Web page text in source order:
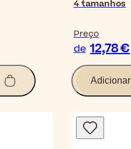
4 tamanhos
Preço
de 12,78 €
Adicionar